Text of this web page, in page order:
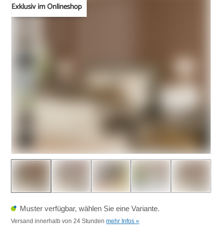
Exklusiv im Onlineshop
Muster verfügbar, wählen Sie eine Variante.
Versand innerhalb von 24 Stundenmehr Infos »